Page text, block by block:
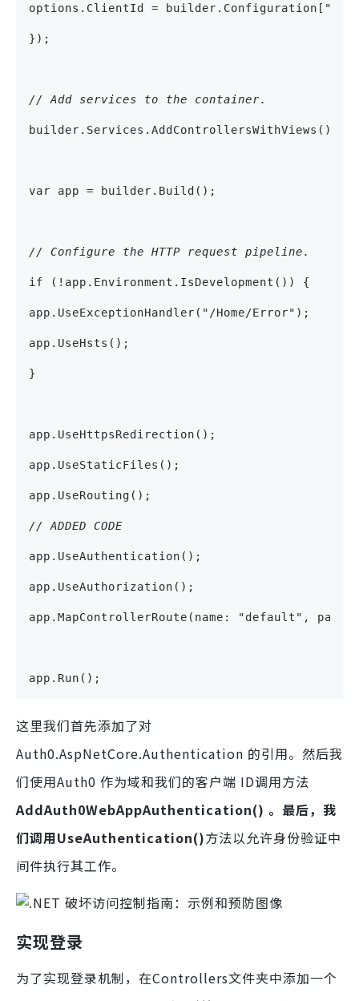
options.ClientId =
});
// Add services to the container.
builder.Services.AddControllersWithViews();
var app = builder.Build();
// Configure the HTTP request pipeline.
if (!app.Environment.IsDevelopment()) {
app.UseExceptionHandler("/Home/Error");
app.UseHsts();
}
app.UseHttpsRedirection();
app.UseStaticFiles();
app.UseRouting();
// ADDED CODE
app.UseAuthentication();
app.UseAuthorization();
app.MapControllerRoute(name: "default",
app.Run();
这里我们首先添加了对
Auth0.AspNetCore.Authentication 的引用。然后我
们使用Auth0 作为域和我们的客户端 ID调用方法
AddAuth0WebAppAuthentication() 。最后，我
们调用UseAuthentication()方法以允许身份验证中
间件执行其工作。
实现登录
为了实现登录机制，在Controllers文件夹中添加一个